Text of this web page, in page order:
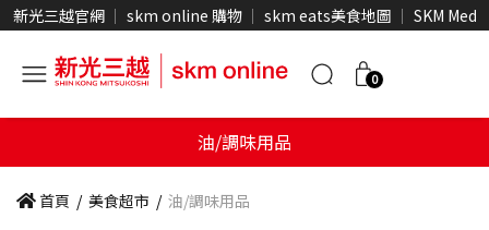
新光三越官網 skm online 購物 skm eats美食地圖 SKM Media
0
油/調味用品
首頁 / 美食超市 / 油/調味用品